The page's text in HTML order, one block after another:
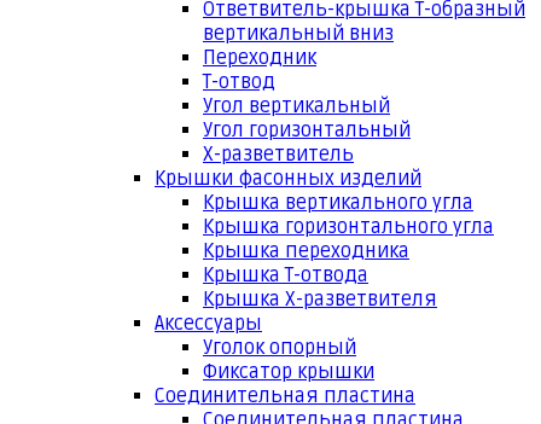
Ответвитель-крышка Т-образный
вертикальный вниз
Переходник
Т-отвод
Угол вертикальный
Угол горизонтальный
Х-разветвитель
Крышки фасонных изделий
Крышка вертикального угла
Крышка горизонтального угла
Крышка переходника
Крышка Т-отвода
Крышка Х-разветвителя
Аксессуары
Уголок опорный
Фиксатор крышки
Соединительная пластина